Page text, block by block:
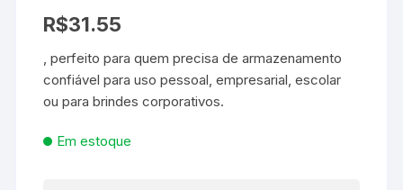
R$31.55
, perfeito para quem precisa de armazenamento
confiável para uso pessoal, empresarial, escolar
ou para brindes corporativos.
Em estoque